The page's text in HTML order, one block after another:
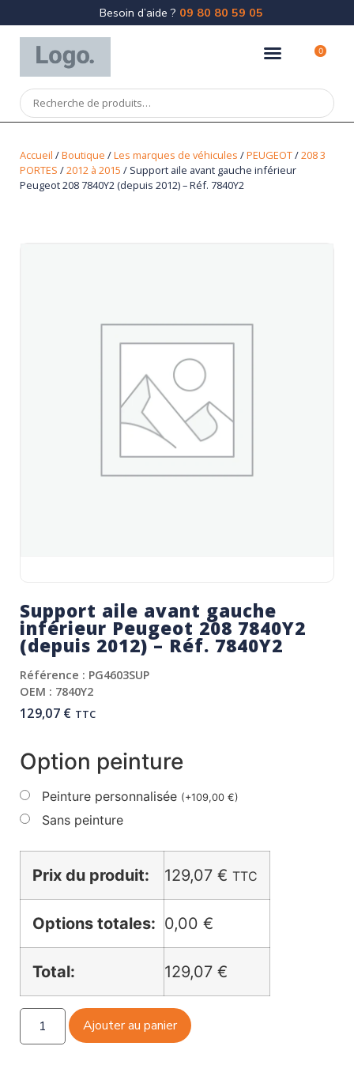
Besoin d’aide ? 09 80 80 59 05
0
Accueil /Boutique /Les marques de véhicules /PEUGEOT/208 3
PORTES /2012 à 2015 / Support aile avant gauche inférieur
Peugeot 208 7840Y2 (depuis 2012) – Réf. 7840Y2
Support aile avant gauche
inférieur Peugeot 208 7840Y2
(depuis 2012) – Réf. 7840Y2
Référence : PG4603SUP
OEM : 7840Y2
129,07 € TTC
Option peinture
Peinture personnalisée (+109,00 €)
Sans peinture
Prix du produit: 129,07 € TTC
Options totales: 0,00 €
Total: 129,07 €
Ajouter au panier